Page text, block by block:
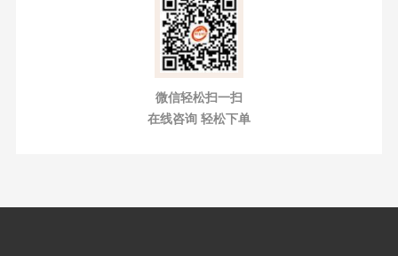
微信轻松扫一扫
在线咨询 轻松下单